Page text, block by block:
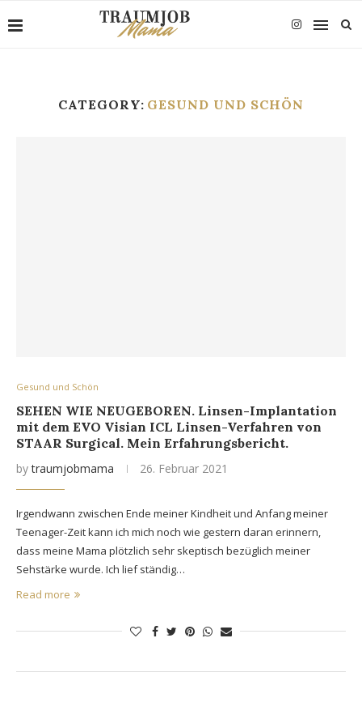
CATEGORY: GESUND UND SCHÖN
Gesund und Schön
SEHEN WIE NEUGEBOREN. Linsen-Implantation
mit dem EVO Visian ICL Linsen-Verfahren von
STAAR Surgical. Mein Erfahrungsbericht.
bytraumjobmama 26. Februar 2021
Irgendwann zwischen Ende meiner Kindheit und Anfang meiner
Teenager-Zeit kann ich mich noch wie gestern daran erinnern,
dass meine Mama plötzlich sehr skeptisch bezüglich meiner
Sehstärke wurde. Ich lief ständig…
Read more